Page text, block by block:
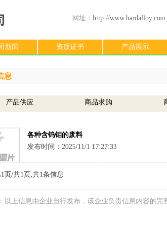
网址： http://
新闻 资质证书 产品展示
息
产品供应 商品求购
各种含钨钼的废料
发布时间：2025/11/1 17:27:33
1页/共1页,共1条信息
以上信息由企业自行发布，该企业负责信息内容的